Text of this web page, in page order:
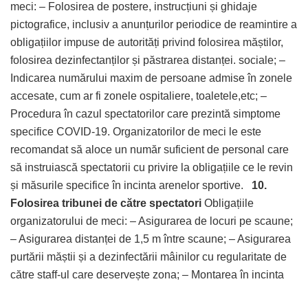
meci: – Folosirea de postere, instrucțiuni și ghidaje
pictografice, inclusiv a anunțurilor periodice de reamintire a
obligațiilor impuse de autorități privind folosirea măștilor,
folosirea dezinfectanților și păstrarea distanței. sociale; –
Indicarea numărului maxim de persoane admise în zonele
accesate, cum ar fi zonele ospitaliere, toaletele,etc; –
Procedura în cazul spectatorilor care prezintă simptome
specifice COVID-19. Organizatorilor de meci le este
recomandat să aloce un număr suficient de personal care
să instruiască spectatorii cu privire la obligațiile ce le revin
și măsurile specifice în incinta arenelor sportive. 10.
Folosirea tribunei de către spectatori Obligațiile
organizatorului de meci: – Asigurarea de locuri pe scaune;
– Asigurarea distanței de 1,5 m între scaune; – Asigurarea
purtării măștii și a dezinfectării mâinilor cu regularitate de
către staff-ul care deservește zona; – Montarea în incinta